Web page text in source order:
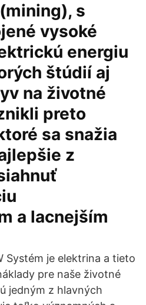
s
vysoké
energiu
štúdií aj
na životné
preto
sa snažia
z
a lacnejším
Systém je elektrina a tieto
pre naše životné
jedným z hlavných